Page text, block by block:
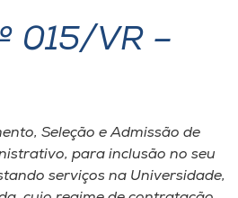
015/VR –
Seleção e Admissão de
para inclusão no seu
serviços na Universidade,